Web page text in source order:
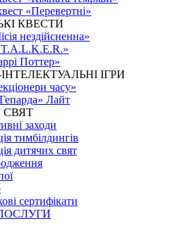
«Перевертні»
КВЕСТИ
нездійсненна»
Поттер»
ІГРИ
часу»
Лайт
СВЯТ
заходи
тимбілдингів
дитячих свят
сертифікати